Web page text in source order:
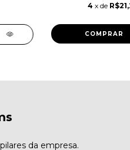
4 x de
da empresa.